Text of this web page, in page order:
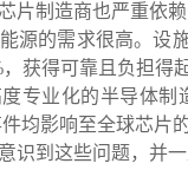
片制造商也严重依
源的需求很高。设
获得可靠且负担
专业化的半导体
均影响至全球芯片
识到这些问题，并